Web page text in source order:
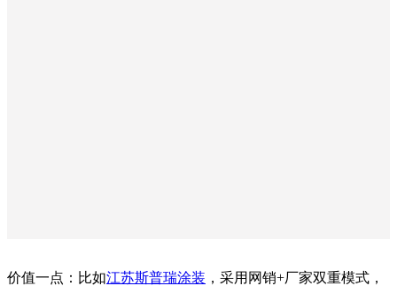
价值一点：比如江苏斯普瑞涂装 ，采用网销+厂家双重模式，